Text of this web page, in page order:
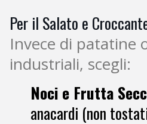
Per il Salato e
Invece di patatine
industriali, scegli:
Noci e Frutta
anacardi (non